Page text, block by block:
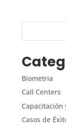
Biometria
Call Centers
Capacitación
Casos de